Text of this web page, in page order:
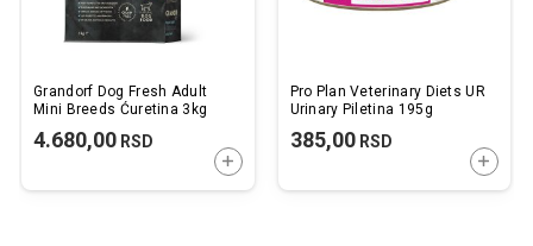
Grandorf Dog Fresh Adult
Mini Breeds Ćuretina 3kg
4.680,00 RSD
DODAJTE U KORPU
Pro Plan Veterinary Diets UR
Urinary Piletina 195g
385,00RSD